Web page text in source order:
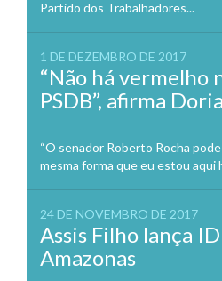
Partido dos Trabalhadores...
1 DE DEZEMBRO DE 2017
“Não há vermelho
PSDB”, afirma Doria
“O senador Roberto Rocha
mesma forma que eu estou aqui
24 DE NOVEMBRO DE 2017
Assis Filho lança
Amazonas